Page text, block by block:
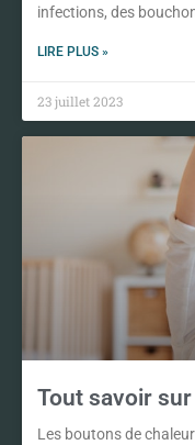
infections, des
LIRE PLUS »
23 juillet 2023
Tout savoir
Les boutons de